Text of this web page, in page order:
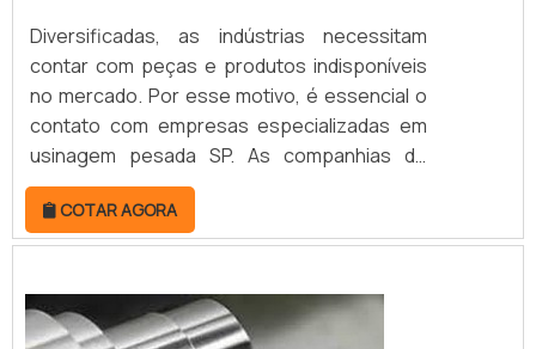
Diversificadas, as indústrias necessitam
contar com peças e produtos indisponíveis
no mercado. Por esse motivo, é essencial o
contato com empresas especializadas em
usinagem pesada SP. As companhias de
usinagem pesada são as responsáveis pela
elaboração em metal de componentes
robustos. Para isso, seguem as
projetos detalhados, garantindo a entrega
de peças exclusivas e funcionais. MAIS
COTAR AGORA